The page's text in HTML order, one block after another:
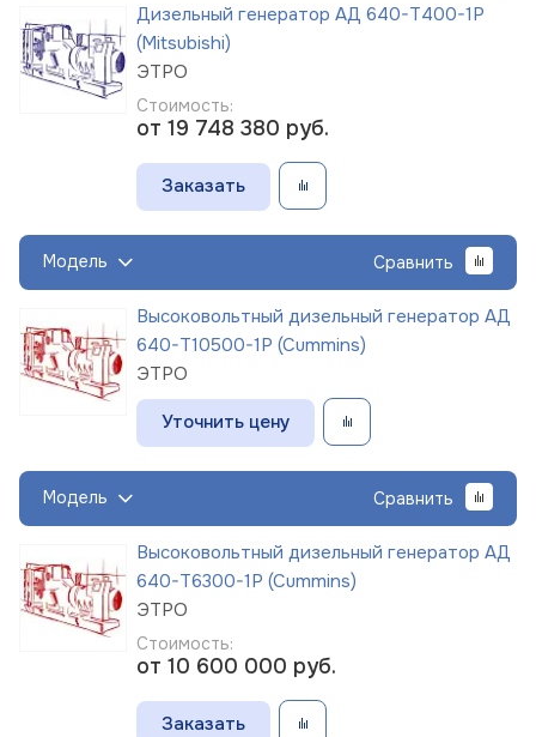
Дизельный генератор АД 640-Т400-1Р
(Mitsubishi)
ЭТРО
Стоимость:
от 19 748 380 руб.
Заказать
Модель Сравнить
Высоковольтный дизельный генератор АД
640-Т10500-1Р (Cummins)
ЭТРО
Уточнить цену
Модель Сравнить
Высоковольтный дизельный генератор АД
640-Т6300-1Р (Cummins)
ЭТРО
Стоимость:
от 10 600 000 руб.
Заказать